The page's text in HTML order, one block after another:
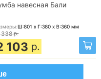
навесная Бали
Ш:801 x Г:380 x В:360 мм
338 р.
103 р.